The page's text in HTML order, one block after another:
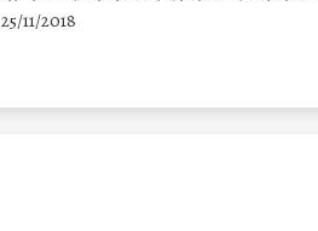
25/11/2018